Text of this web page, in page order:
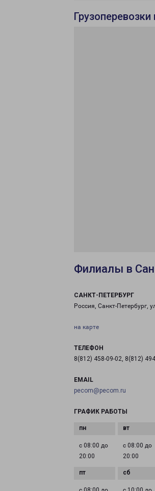
Филиалы в
САНКТ-ПЕТЕРБУРГ
Россия, Санкт-Петербург,
на карте
ТЕЛЕФОН
8(812) 458-09-02, 8(812)
EMAIL
pecom@pecom.ru
ГРАФИК РАБОТЫ
с 08:00 до
20:00
с 08:00 до
20:00